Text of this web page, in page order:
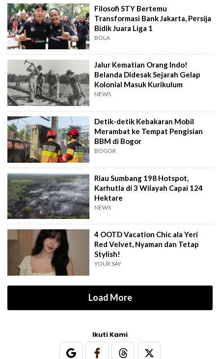
Filosofi STY Bertemu
Transformasi Bank Jakarta, Persija
Bidik Juara Liga 1
BOLA
Jalur Kematian Orang Indo!
Belanda Didesak Sejarah Gelap
Kolonial Masuk Kurikulum
NEWS
Detik-detik Kebakaran Mobil
Merambat ke Tempat Pengisian
BBM di Bogor
BOGOR
Riau Sumbang 198 Hotspot,
Karhutla di 3 Wilayah Capai 124
Hektare
NEWS
4 OOTD Vacation Chic ala Yeri
Red Velvet, Nyaman dan Tetap
Stylish!
YOUR SAY
Load More
Ikuti Kami